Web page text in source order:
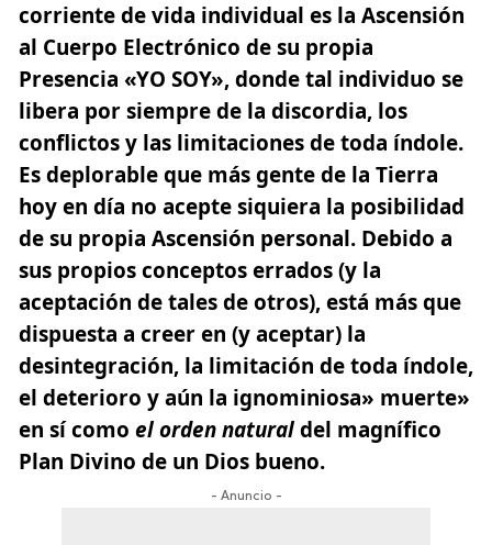
corriente de vida individual es la Ascensión
al Cuerpo Electrónico de su propia
Presencia «YO SOY», donde tal individuo se
libera por siempre de la discordia, los
conflictos y las limitaciones de toda índole.
Es deplorable que más gente de la Tierra
hoy en día no acepte siquiera la posibilidad
de su propia Ascensión personal. Debido a
sus propios conceptos errados (y la
aceptación de tales de otros), está más que
dispuesta a creer en (y aceptar) la
desintegración, la limitación de toda índole,
el deterioro y aún la ignominiosa» muerte»
en sí como el orden naturaldel magnífico
Plan Divino de un Dios bueno.
- Anuncio -